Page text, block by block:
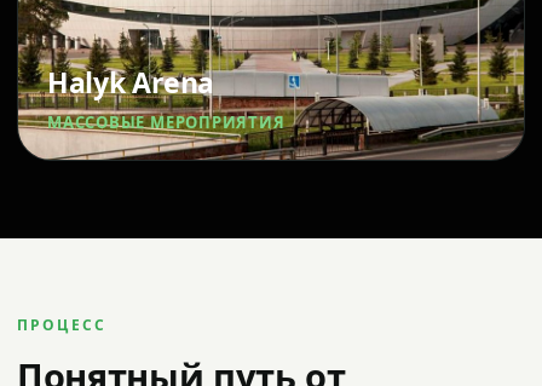
Halyk Arena
МАССОВЫЕ МЕРОПРИЯТИЯ
ПРОЦЕСС
Понятный путь от